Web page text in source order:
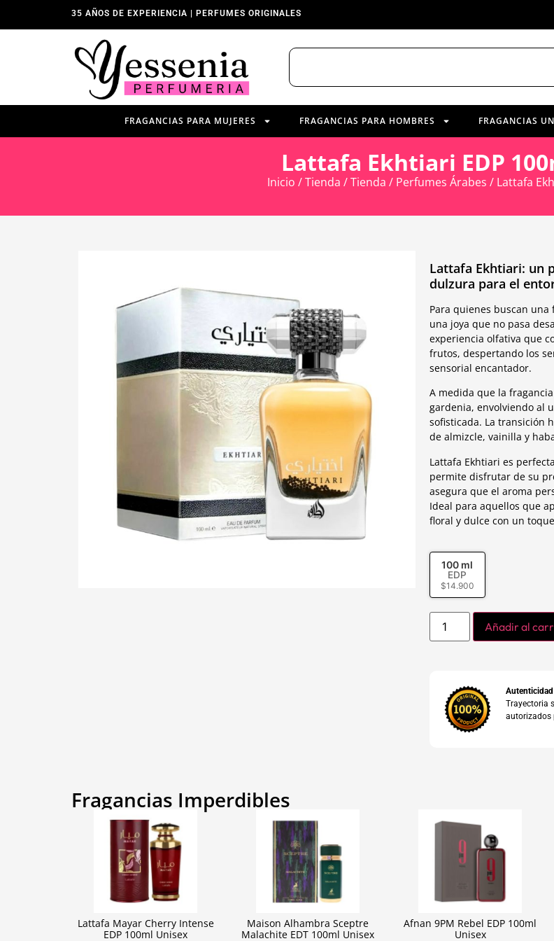
35 AÑOS DE EXPERIENCIA | PERFUMES ORIGINALES
FRAGANCIAS PARA MUJERES FRAGANCIAS PARA HOMBRES FRAGANCIAS
Lattafa Ekhtiari EDP
Inicio /Tienda /Tienda / Perfumes Árabes / Lattafa
Lattafa Ekhtiari: un
dulzura para el
Para quienes buscan
una joya que no pasa
experiencia olfativa que
frutos, despertando los
sensorial encantador.
A medida que la
gardenia, envolviendo al
sofisticada. La transición
de almizcle, vainilla y
Lattafa Ekhtiari es
permite disfrutar de su
asegura que el aroma
Ideal para aquellos que
floral y dulce con un
100 ml
EDP
$14.900
Añadir al
Trayectoria
autorizados
Fragancias Imperdibles
Lattafa Mayar Cherry Intense
EDP 100ml Unisex
Maison Alhambra Sceptre
Malachite EDT 100ml Unisex
Afnan 9PM Rebel EDP 100ml
Unisex